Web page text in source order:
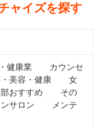
ャイズを探す
健康業
カウンセ
美容・健康
女
おすすめ
その
サロン
メンテ